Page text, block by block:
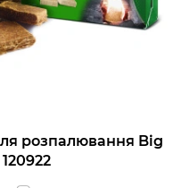
розпалювання Big